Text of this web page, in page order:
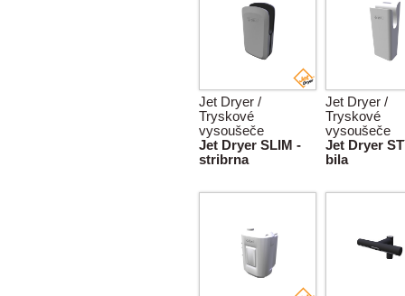
Jet Dryer /
Tryskové
vysoušeče
Jet Dryer SLIM -
stribrna
Jet Dryer /
Tryskové
vysoušeče
Jet Dryer
bila